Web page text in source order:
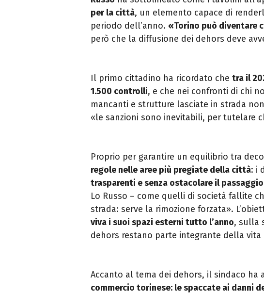
per la città, un elemento capace di
periodo dell’anno. «Torino può diventare
però che la diffusione dei dehors deve
Il primo cittadino ha ricordato che tra il
1.500 controlli, e che nei confronti di chi
mancanti e strutture lasciate in strada
«le sanzioni sono inevitabili, per tutelare
Proprio per garantire un equilibrio tra
regole nelle aree più pregiate della città: i
trasparenti e senza ostacolare il passaggio
Lo Russo – come quelli di società fallite
strada: serve la rimozione forzata».
viva i suoi spazi esterni tutto l’anno, sulla
dehors restano parte integrante della
Accanto al tema dei dehors, il sindaco ha
commercio torinese: le spaccate ai danni